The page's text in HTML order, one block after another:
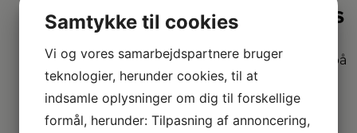
2+2 års
garanti
Vi har udvidet garanti på
udvalgte produkter
– så du er sikret i 4 år.
Samtykke til cookies
Vi og vores samarbejdspartnere bruger
teknologier, herunder cookies, til at
indsamle oplysninger om dig til forskellige
formål, herunder: Tilpasning af annoncering,